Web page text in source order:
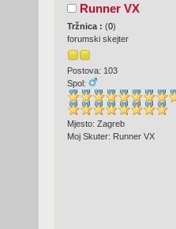
Runner VX
Tržnica : (0)
forumski skejter
Postova: 103
Spol:
Mjesto: Zagreb
Moj Skuter: Runner VX